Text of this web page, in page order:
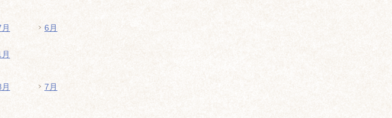
6月
月
7月